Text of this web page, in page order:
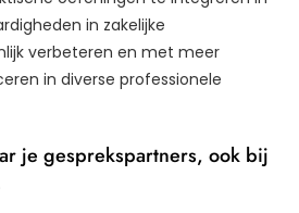
in zakelijke
verbeteren en met meer
in diverse professionele
je gesprekspartners, ook bij